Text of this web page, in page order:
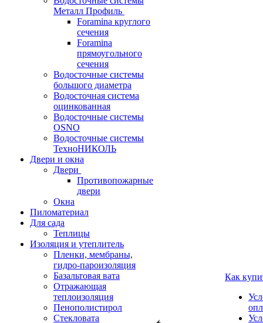
Металл Профиль
Foramina круглого
сечения
Foramina
прямоугольного
сечения
Водосточные системы
большого диаметра
Водосточная система
оцинкованная
Водосточные системы
OSNO
Водосточные системы
ТехноНИКОЛЬ
Двери и окна
Двери
Противопожарные
двери
Окна
Пиломатериал
Для сада
Теплицы
Изоляция и утеплитель
Пленки, мембраны,
гидро-пароизоляция
Базальтовая вата
Отражающая
теплоизоляция
Пенополистирол
Стекловата
Как